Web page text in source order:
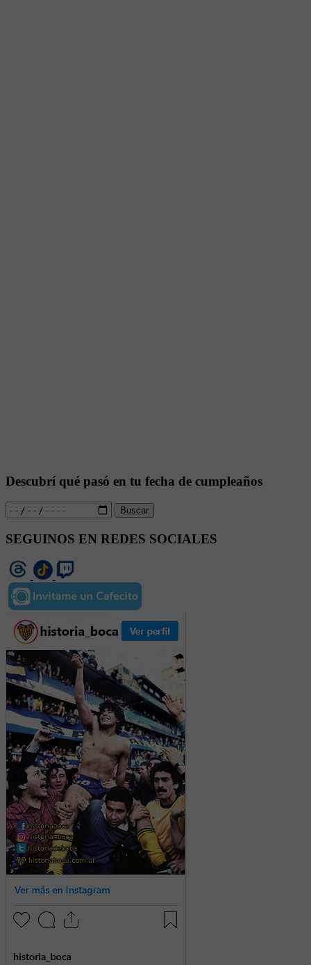
Descubrí qué pasó en tu fecha de cumpleaños
Buscar
SEGUINOS EN REDES SOCIALES